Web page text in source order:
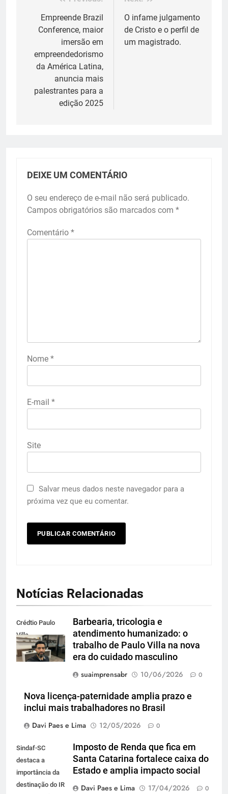
Empreende Brazil
Conference, maior
imersão em
empreendedorismo
da América Latina,
anuncia mais
palestrantes para a
edição 2025
O infame julgamento
de Cristo e o perfil de
um magistrado.
DEIXE UM COMENTÁRIO
O seu endereço de e-mail não será publicado.
Campos obrigatórios são marcados com *
Comentário *
Nome *
E-mail *
Site
Salvar meus dados neste navegador para a
próxima vez que eu comentar.
Notícias Relacionadas
Crédtio Paulo
Villa
Barbearia, tricologia e
atendimento humanizado: o
trabalho de Paulo Villa na nova
era do cuidado masculino
suaimprensabr
10/06/2026 0
Nova licença-paternidade amplia prazo e
inclui mais trabalhadores no Brasil
Davi Paes e Lima
12/05/2026 0
Sindaf-SC
destaca a
importância da
destinação do IR
Imposto de Renda que fica em
Santa Catarina fortalece caixa do
Estado e amplia impacto social
Davi Paes e Lima
17/04/2026 0